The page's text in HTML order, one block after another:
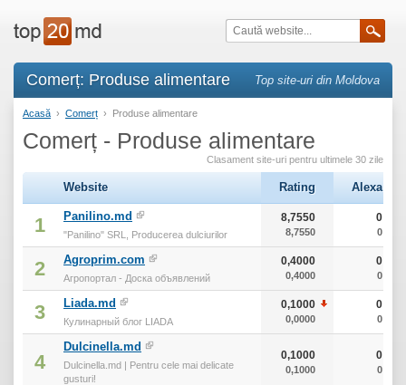
Comerț: Produse alimentare Top site-uri din Moldova
Acasă › Comerț › Produse alimentare
Comerț - Produse alimentare
Clasament site-uri pentru ultimele 30 zile
Website Rating Alexa
1 Panilino.md
"Panilino" SRL, Producerea dulciurilor
8,7550
8,7550
0
0
2 Agroprim.com
Агропортал - Доска объявлений
0,4000
0,4000
0
0
3 Liada.md
Кулинарный блог LIADA
0,1000
0,0000
0
0
4
Dulcinella.md
Dulcinella.md | Pentru cele mai delicate
gusturi!
0,1000
0,1000
0
0